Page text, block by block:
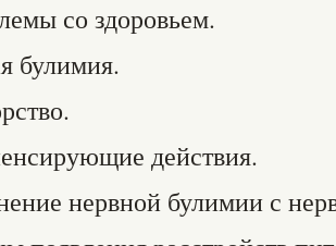
со здоровьем.
булимия.
действия.
нервной булимии с